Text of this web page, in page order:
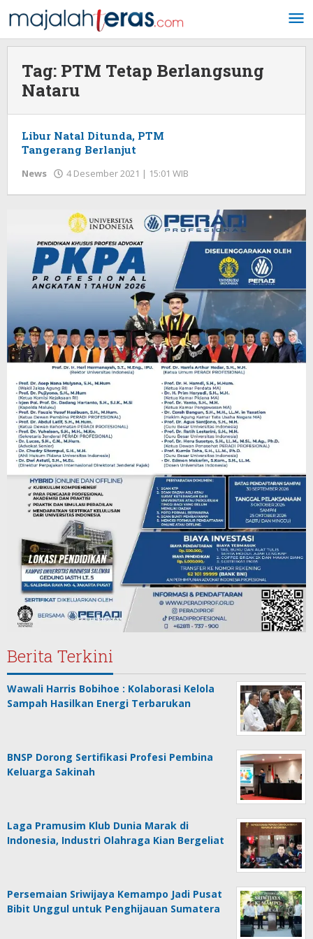
ke
konten
Tag: PTM Tetap Berlangsung
Nataru
Libur Natal Ditunda, PTM
Tangerang Berlanjut
News 4 Desember 2021 | 15:01 WIB
Berita Terkini
Wawali Harris Bobihoe : Kolaborasi Kelola
Sampah Hasilkan Energi Terbarukan
BNSP Dorong Sertifikasi Profesi Pembina
Keluarga Sakinah
Laga Pramusim Klub Dunia Marak di
Indonesia, Industri Olahraga Kian Bergeliat
Persemaian Sriwijaya Kemampo Jadi Pusat
Bibit Unggul untuk Penghijauan Sumatera